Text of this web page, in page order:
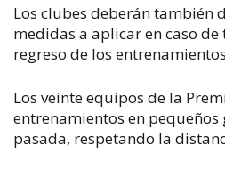
Los clubes deberán también
medidas a aplicar en caso
regreso de los
Los veinte equipos de la
entrenamientos en pequeños
pasada, respetando la